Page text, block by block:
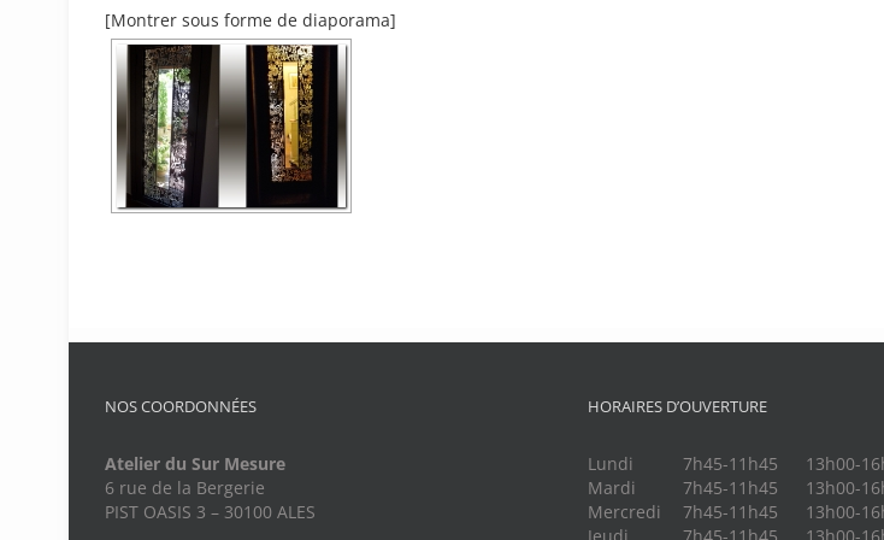
[Montrer sous forme de diaporama]
NOS COORDONNÉES
Atelier du Sur Mesure
6 rue de la Bergerie
PIST OASIS 3 – 30100 ALES
HORAIRES D’OUVERTURE
Lundi 7h45-11h45
13h00-
Mardi
7h45-11h45
13h00-
Mercredi
7h45-11h45
13h00-